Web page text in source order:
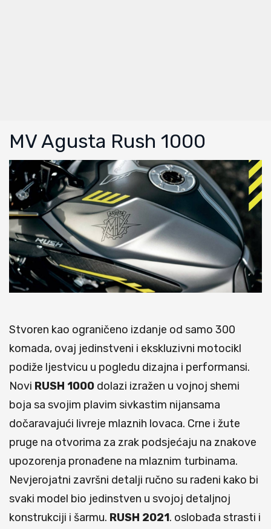
MV Agusta Rush 1000
Stvoren kao ograničeno izdanje od samo 300
komada, ovaj jedinstveni i ekskluzivni motocikl
podiže ljestvicu u pogledu dizajna i performansi.
Novi RUSH 1000 dolazi izražen u vojnoj shemi
boja sa svojim plavim sivkastim nijansama
dočaravajući livreje mlaznih lovaca. Crne i žute
pruge na otvorima za zrak podsjećaju na znakove
upozorenja pronađene na mlaznim turbinama.
Nevjerojatni završni detalji ručno su rađeni kako bi
svaki model bio jedinstven u svojoj detaljnoj
konstrukciji i šarmu. RUSH 2021. oslobađa strasti i